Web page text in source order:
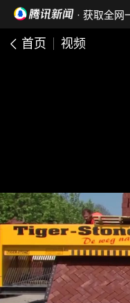
· 获取全网
首页 视频